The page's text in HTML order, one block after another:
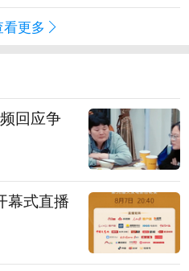
看更多
回应争
幕式直播